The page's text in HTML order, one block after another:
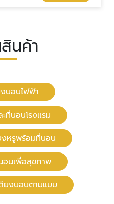
นค้า
นอนไฟฟ้า
ที่นอนโรงแรม
งหรูพร้อมที่นอน
อนเพื่อสุขภาพ
ยงนอนตามแบบ